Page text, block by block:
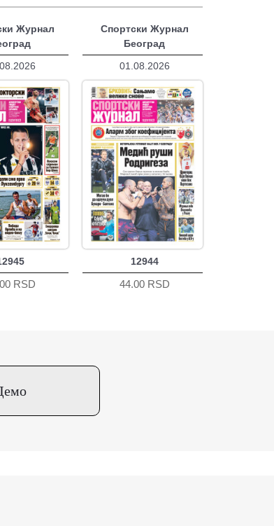
Журнал
RSD
Спортски Журнал
Београд
01.08.2026
12944
44.00 RSD